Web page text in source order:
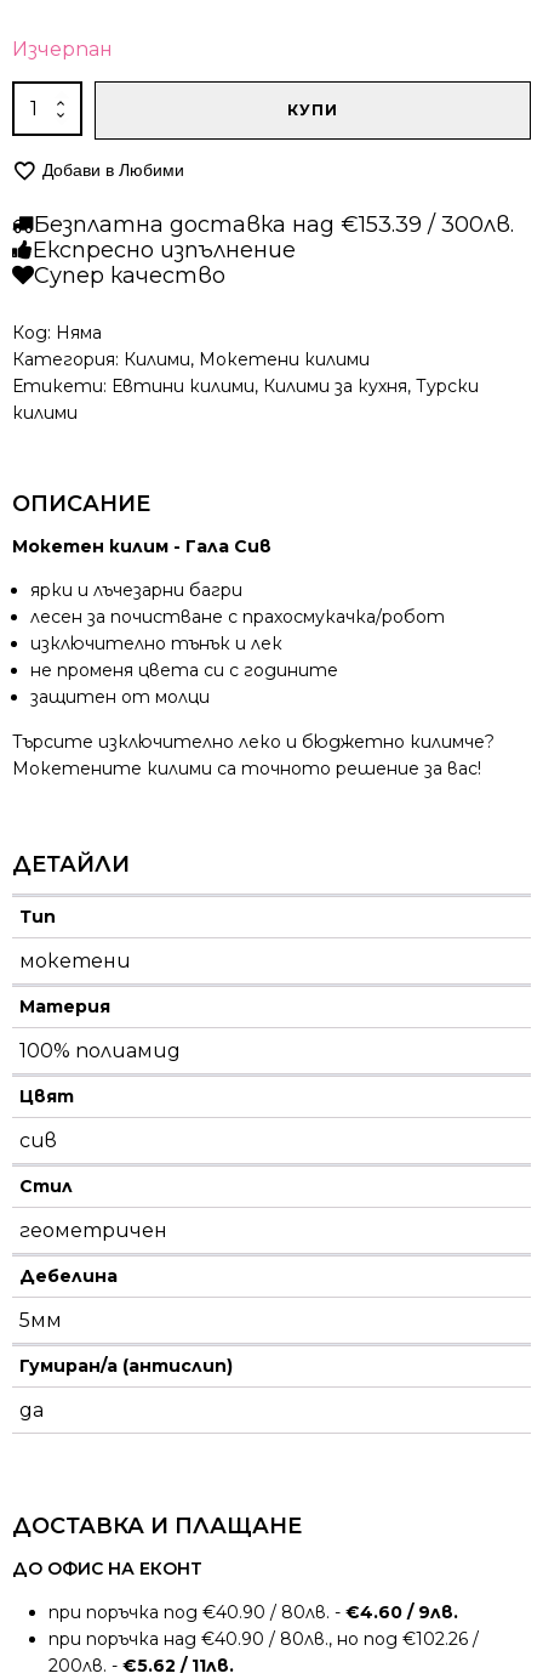
базирано
на
Изчерпан
количество
за
килим
Гала
Сив
КУПИ
Добави в Любими
Безплатна доставка над €153.39 / 300лв.
Експресно изпълнение
Супер качество
Код: Няма
Категория: Килими, Мокетени килими
Етикети: Евтини килими, Килими за кухня, Турски
килими
ОПИСАНИЕ
Мокетен килим - Гала Сив
ярки и лъчезарни багри
лесен за почистване с прахосмукачка/робот
изключително тънък и лек
не променя цвета си с годините
защитен от молци
Търсите изключително леко и бюджетно килимче?
Мокетените килими са точното решение за вас!
ДЕТАЙЛИ
Тип
мокетени
Материя
100% полиамид
Цвят
сив
Стил
геометричен
Дебелина
5мм
Гумиран/а (антислип)
да
ДОСТАВКА И ПЛАЩАНЕ
ДО ОФИС НА ЕКОНТ
при поръчка под €40.90 / 80лв. - €4.60 / 9лв.
при поръчка над €40.90 / 80лв., но под €102.26 /
200лв. - €5.62 / 11лв.